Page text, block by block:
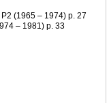
(1965 – 1974) p. 27
– 1981) p. 33